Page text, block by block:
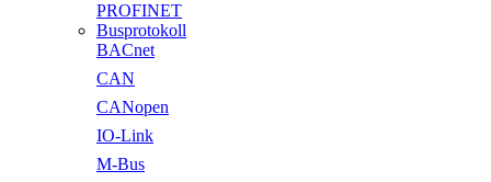
PROFINET
Busprotokoll
BACnet
CAN
CANopen
IO-Link
M-Bus